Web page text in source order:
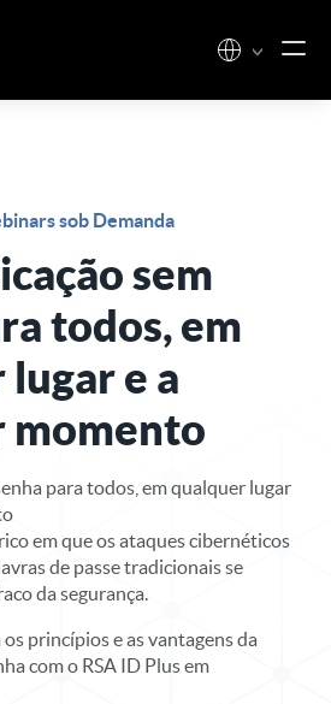
sob Demanda
sem
todos, em
e a
momento
para todos, em qualquer lugar
em que os ataques cibernéticos
de passe tradicionais se
da segurança.
princípios e as vantagens da
com o RSA ID Plus em